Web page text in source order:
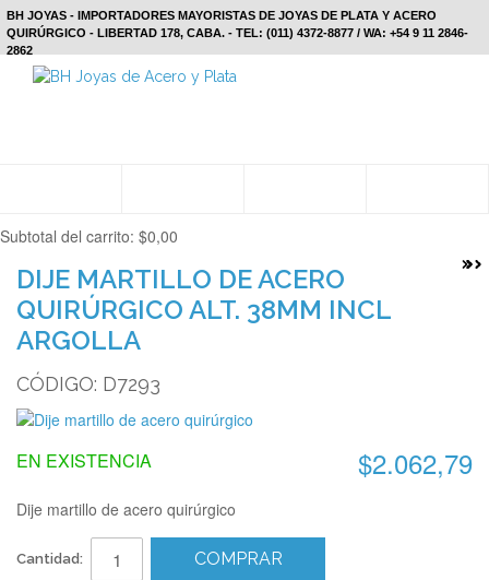
BH JOYAS - IMPORTADORES MAYORISTAS DE JOYAS DE PLATA Y ACERO
QUIRÚRGICO - LIBERTAD 178, CABA. - TEL: (011) 4372-8877 / WA: +54 9 11 2846-
2862
Subtotal del carrito: $0,00
DIJE MARTILLO DE ACERO
QUIRÚRGICO ALT. 38MM INCL
ARGOLLA
CÓDIGO: D7293
$2.062,79
EN EXISTENCIA
Dije martillo de acero quirúrgico
Cantidad: COMPRAR